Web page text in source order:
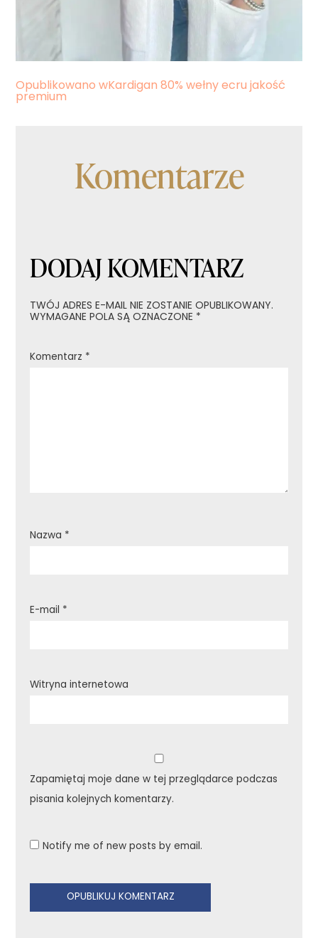
Nawigacja
Opublikowano wKardigan 80% wełny ecru jakość
premium
Komentarze
DODAJ KOMENTARZ
TWÓJ ADRES E-MAIL NIE ZOSTANIE OPUBLIKOWANY.
WYMAGANE POLA SĄ OZNACZONE *
Komentarz *
Nazwa *
E-mail *
Witryna internetowa
Zapamiętaj moje dane w tej przeglądarce podczas
pisania kolejnych komentarzy.
Notify me of new posts by email.